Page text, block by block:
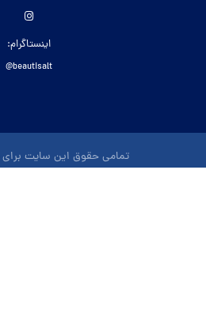
اینستاگرام:
beautisalt@
تمامی حقوق این سایت